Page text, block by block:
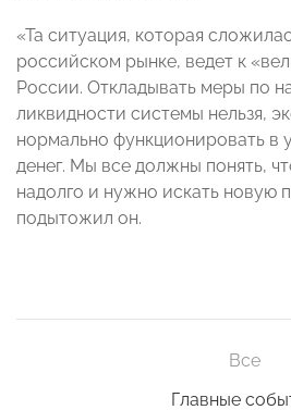
«Та ситуация, которая
российском рынке, ведет к
России. Откладывать меры по
ликвидности системы нельзя,
нормально функционировать в
денег. Мы все должны понять,
надолго и нужно искать новую
подытожил он.
Все
Главные